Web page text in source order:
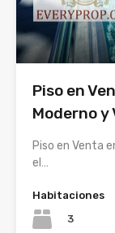
Piso en
Moderno
Piso en Venta
el…
Habitaciones
3